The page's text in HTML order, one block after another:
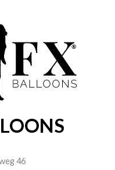
RUNDBALLON | 35″